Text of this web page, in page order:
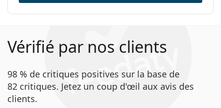
Vérifié par nos clients
98 % de critiques positives sur la base de
82 critiques. Jetez un coup d'œil aux avis des
clients.